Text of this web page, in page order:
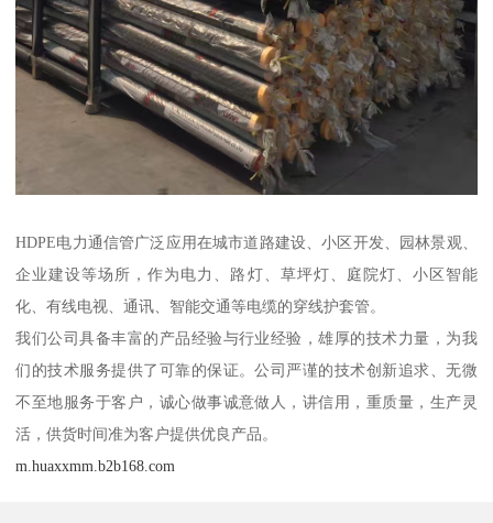
HDPE电力通信管广泛应用在城市道路建设、小区开发、园林景观、
企业建设等场所，作为电力、路灯、草坪灯、庭院灯、小区智能
化、有线电视、通讯、智能交通等电缆的穿线护套管。
我们公司具备丰富的产品经验与行业经验，雄厚的技术力量，为我
们的技术服务提供了可靠的保证。公司严谨的技术创新追求、无微
不至地服务于客户，诚心做事诚意做人，讲信用，重质量，生产灵
活，供货时间准为客户提供优良产品。
m.huaxxmm.b2b168.com